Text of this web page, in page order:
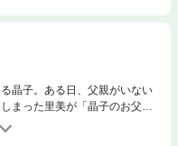
晶子。ある日、父親がいない
まった里美が「晶子のお父さ
げて――!! 真実を知ってしま
ティブ・メモリー！